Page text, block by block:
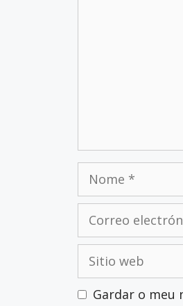
Gardar o meu